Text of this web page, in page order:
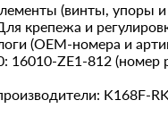
(винты, упоры и
крепежа и
(OEM-номера и
16010-ZE1-812 (номер
K168F-